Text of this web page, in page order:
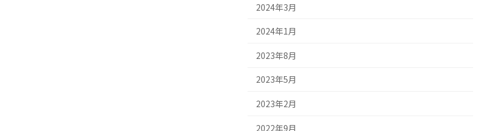
2024年3月
2024年1月
2023年8月
2023年5月
2023年2月
2022年9月